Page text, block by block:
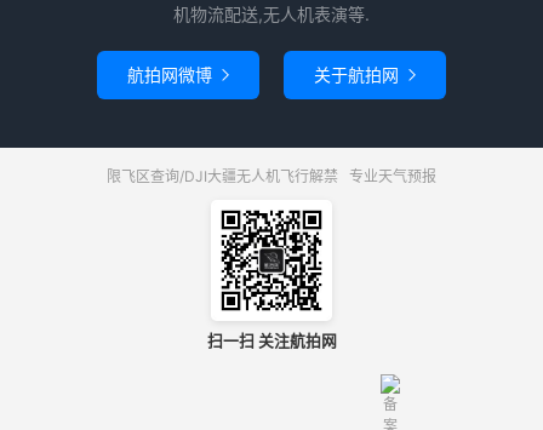
机物流配送,无人机表演等.
航拍网微博  关于航拍网 
限飞区查询/DJI大疆无人机飞行解禁 专业天气预报
扫一扫 关注航拍网